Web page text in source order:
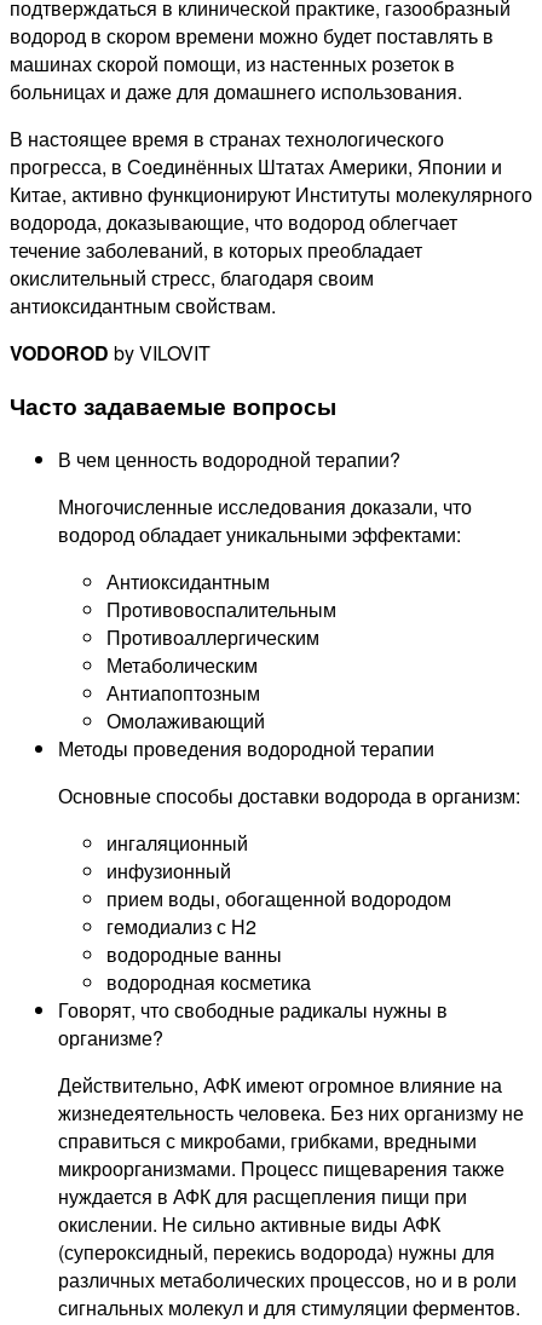
подтверждаться в клинической практике, газообразный
водород в скором времени можно будет поставлять в
машинах скорой помощи, из настенных розеток в
больницах и даже для домашнего использования.
В настоящее время в странах технологического
прогресса, в Соединённых Штатах Америки, Японии и
Китае, активно функционируют Институты молекулярного
водорода, доказывающие, что водород облегчает
течение заболеваний, в которых преобладает
окислительный стресс, благодаря своим
антиоксидантным свойствам.
VODOROD by VILOVIT
Часто задаваемые вопросы
В чем ценность водородной терапии?
Многочисленные исследования доказали, что
водород обладает уникальными эффектами:
Антиоксидантным
Противовоспалительным
Противоаллергическим
Метаболическим
Антиапоптозным
Омолаживающий
Методы проведения водородной терапии
Основные способы доставки водорода в организм:
ингаляционный
инфузионный
прием воды, обогащенной водородом
гемодиализ с Н2
водородные ванны
водородная косметика
Говорят, что свободные радикалы нужны в
организме?
Действительно, АФК имеют огромное влияние на
жизнедеятельность человека. Без них организму не
справиться с микробами, грибками, вредными
микроорганизмами. Процесс пищеварения также
нуждается в АФК для расщепления пищи при
окислении. Не сильно активные виды АФК
(супероксидный, перекись водорода) нужны для
различных метаболических процессов, но и в роли
сигнальных молекул и для стимуляции ферментов.